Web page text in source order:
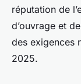
réputation de
d’ouvrage et
des exigences
2025.